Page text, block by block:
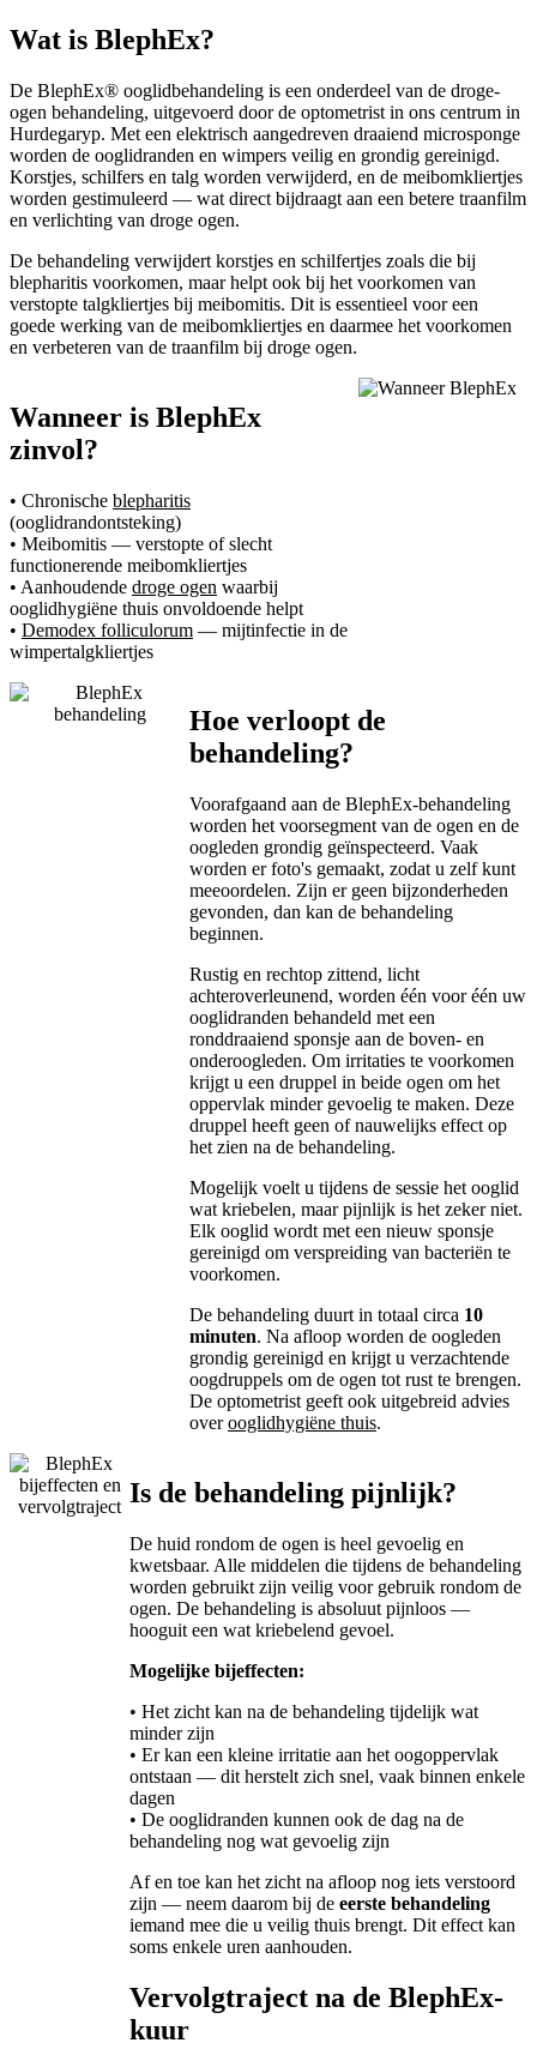
Wat is BlephEx?
De BlephEx® ooglidbehandeling is een onderdeel van de droge-
ogen behandeling, uitgevoerd door de optometrist in ons centrum in
Hurdegaryp. Met een elektrisch aangedreven draaiend microsponge
worden de ooglidranden en wimpers veilig en grondig gereinigd.
Korstjes, schilfers en talg worden verwijderd, en de meibomkliertjes
worden gestimuleerd — wat direct bijdraagt aan een betere traanfilm
en verlichting van droge ogen.
De behandeling verwijdert korstjes en schilfertjes zoals die bij
blepharitis voorkomen, maar helpt ook bij het voorkomen van
verstopte talgkliertjes bij meibomitis. Dit is essentieel voor een
goede werking van de meibomkliertjes en daarmee het voorkomen
en verbeteren van de traanfilm bij droge ogen.
Wanneer is BlephEx
zinvol?
• Chronische blepharitis
(ooglidrandontsteking)
• Meibomitis — verstopte of slecht
functionerende meibomkliertjes
• Aanhoudende droge ogen waarbij
ooglidhygiëne thuis onvoldoende helpt
• Demodex folliculorum — mijtinfectie in de
wimpertalgkliertjes
Hoe verloopt de
behandeling?
Voorafgaand aan de BlephEx-behandeling
worden het voorsegment van de ogen en de
oogleden grondig geïnspecteerd. Vaak
worden er foto's gemaakt, zodat u zelf kunt
meeoordelen. Zijn er geen bijzonderheden
gevonden, dan kan de behandeling
beginnen.
Rustig en rechtop zittend, licht
achteroverleunend, worden één voor één uw
ooglidranden behandeld met een
ronddraaiend sponsje aan de boven- en
onderoogleden. Om irritaties te voorkomen
krijgt u een druppel in beide ogen om het
oppervlak minder gevoelig te maken. Deze
druppel heeft geen of nauwelijks effect op
het zien na de behandeling.
Mogelijk voelt u tijdens de sessie het ooglid
wat kriebelen, maar pijnlijk is het zeker niet.
Elk ooglid wordt met een nieuw sponsje
gereinigd om verspreiding van bacteriën te
voorkomen.
De behandeling duurt in totaal circa 10
minuten. Na afloop worden de oogleden
grondig gereinigd en krijgt u verzachtende
oogdruppels om de ogen tot rust te brengen.
De optometrist geeft ook uitgebreid advies
overooglidhygiëne thuis.
Is de behandeling pijnlijk?
De huid rondom de ogen is heel gevoelig en
kwetsbaar. Alle middelen die tijdens de behandeling
worden gebruikt zijn veilig voor gebruik rondom de
ogen. De behandeling is absoluut pijnloos —
hooguit een wat kriebelend gevoel.
Mogelijke bijeffecten:
• Het zicht kan na de behandeling tijdelijk wat
minder zijn
• Er kan een kleine irritatie aan het oogoppervlak
ontstaan — dit herstelt zich snel, vaak binnen enkele
dagen
• De ooglidranden kunnen ook de dag na de
behandeling nog wat gevoelig zijn
Af en toe kan het zicht na afloop nog iets verstoord
zijn — neem daarom bij de eerste behandeling
iemand mee die u veilig thuis brengt. Dit effect kan
soms enkele uren aanhouden.
Vervolgtraject na de BlephEx-
kuur